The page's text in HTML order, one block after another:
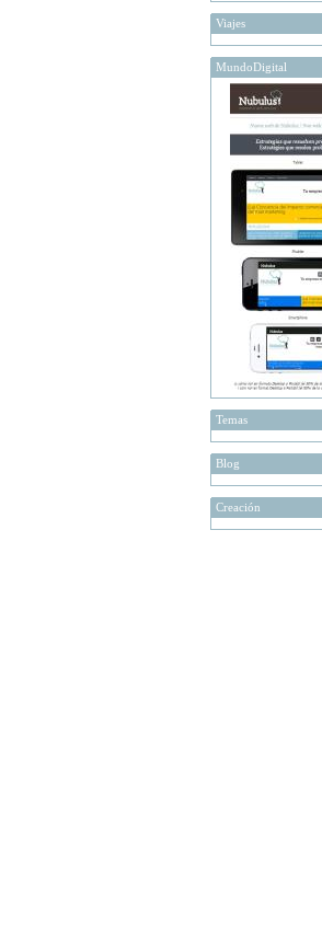
Viajes
MundoDigital
Temas
Blog
Creación